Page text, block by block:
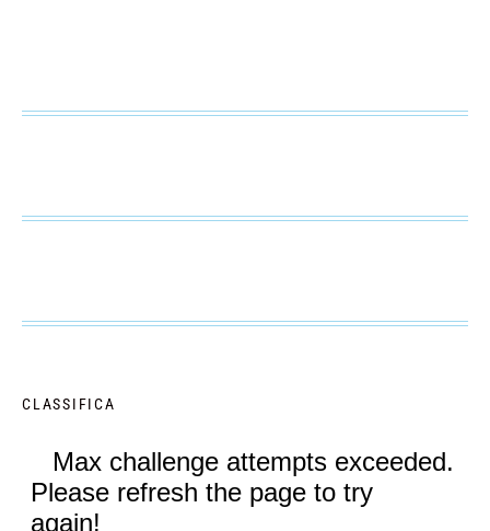
CLASSIFICA